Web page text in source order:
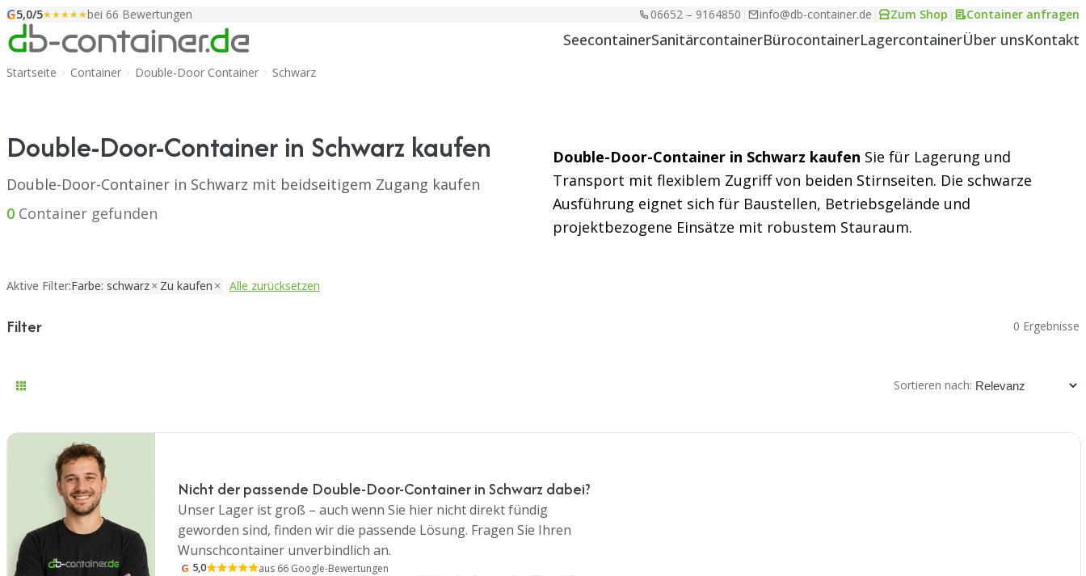
Zum Inhalt springen
G5,0/5★★★★★bei 66 Bewertungen 06652 – 9164850 info@db-container.de Zum Shop Container anfragen
SeecontainerSanitärcontainerBürocontainerLagercontainerÜber unsKontakt
Startseite Container Double-Door Container Schwarz
Double-Door-Container in Schwarz kaufen
Double-Door-Container in Schwarz mit beidseitigem Zugang kaufen
0 Container gefunden
Double-Door-Container in Schwarz kaufen Sie für Lagerung und
Transport mit flexiblem Zugriff von beiden Stirnseiten. Die schwarze
Ausführung eignet sich für Baustellen, Betriebsgelände und
projektbezogene Einsätze mit robustem Stauraum.
Aktive Filter:Farbe: schwarz Zu kaufen Alle zurücksetzen
Filter 0 Ergebnisse
Sortieren nach:
Nicht der passende Double-Door-Container in Schwarz dabei?
Unser Lager ist groß – auch wenn Sie hier nicht direkt fündig
geworden sind, finden wir die passende Lösung. Fragen Sie Ihren
Wunschcontainer unverbindlich an.
G 5,0
aus 66 Google-Bewertungen